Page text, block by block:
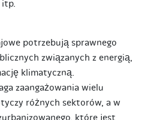
potrzebują sprawnego
związanych z energią,
klimatyczną.
zaangażowania wielu
różnych sektorów, a w